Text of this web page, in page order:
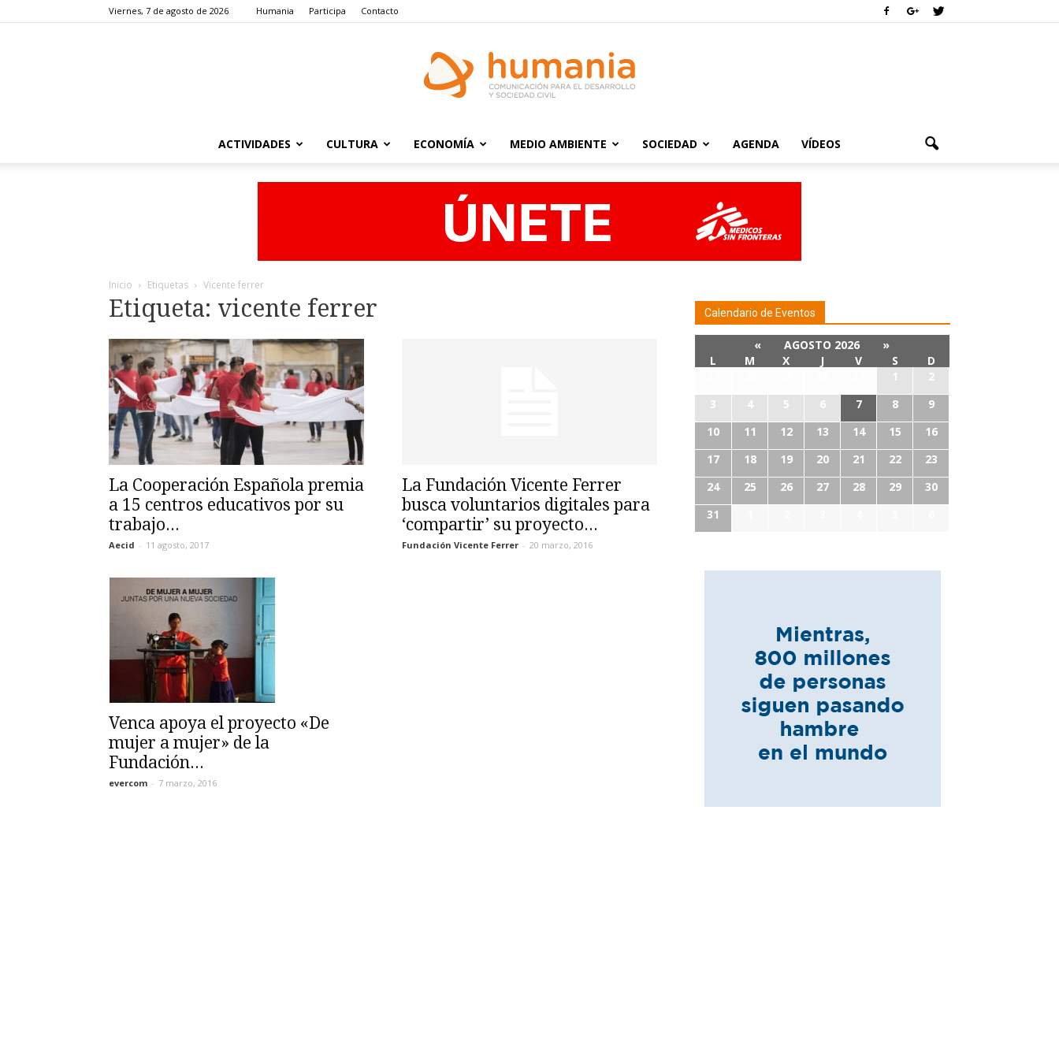
Viernes, 7 de agosto de 2026 Humania Participa Contacto
ACTIVIDADES CULTURA ECONOMÍA MEDIO AMBIENTE SOCIEDAD AGENDA VÍDEOS
Inicio Etiquetas Vicente ferrer
Etiqueta: vicente ferrer
La Cooperación Española premia
a 15 centros educativos por su
trabajo...
Aecid - 11 agosto, 2017
La Fundación Vicente Ferrer
busca voluntarios digitales para
‘compartir’ su proyecto...
Fundación Vicente Ferrer - 20 marzo, 2016
Venca apoya el proyecto «De
mujer a mujer» de la
Fundación...
evercom - 7 marzo, 2016
Calendario de Eventos
« AGOSTO 2026
»
L
M X J V S
D
1
2
3
4 5 6 7 8
9
10
11 12 13 14 15
16
17
18 19 20 21 22
23
24
25 26 27 28 29
30
31